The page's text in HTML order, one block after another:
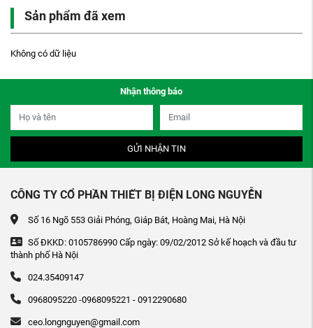
Sản phẩm đã xem
Không có dữ liệu
Nhận thông báo
GỬI NHẬN TIN
CÔNG TY CỔ PHẦN THIẾT BỊ ĐIỆN LONG NGUYỄN
Số 16 Ngõ 553 Giải Phóng, Giáp Bát, Hoàng Mai, Hà Nội
Số ĐKKD: 0105786990 Cấp ngày: 09/02/2012 Sở kế hoạch và đầu tư
thành phố Hà Nội
024.35409147
0968095220 -0968095221 - 0912290680
ceo.longnguyen@gmail.com